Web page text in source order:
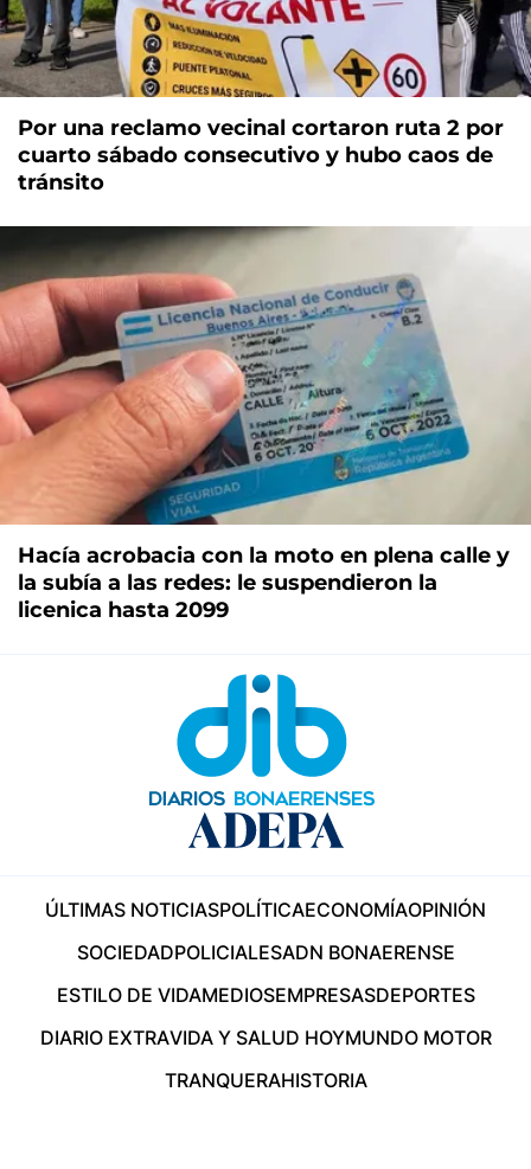
Por una reclamo vecinal cortaron ruta 2 por
cuarto sábado consecutivo y hubo caos de
tránsito
Hacía acrobacia con la moto en plena calle y
la subía a las redes: le suspendieron la
licenica hasta 2099
ÚLTIMAS NOTICIASPOLÍTICAECONOMÍAOPINIÓN
SOCIEDADPOLICIALESADN BONAERENSE
ESTILO DE VIDAMEDIOSEMPRESASDEPORTES
DIARIO EXTRAVIDA Y SALUD HOYMUNDO MOTOR
TRANQUERAHISTORIA